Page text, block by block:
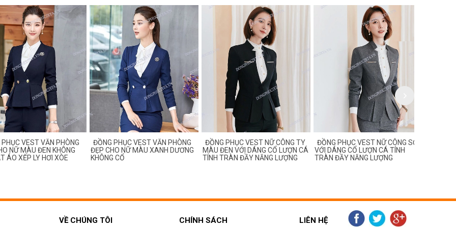
VEST VĂN PHÒNG
NỮ MÀU ĐEN KHÔNG
XẾP LY HƠI XÒE
ĐỒNG PHỤC VEST VĂN PHÒNG
ĐẸP CHO NỮ MÀU XANH DƯƠNG
KHÔNG CỔ
ĐỒNG PHỤC VEST NỮ CÔNG TY
MÀU ĐEN VỚI DÁNG CỔ LƯỢN CÁ
TÍNH TRÀN ĐẦY NĂNG LƯỢNG
ĐỒNG PHỤC VEST NỮ CÔNG SỞ
VỚI DÁNG CỔ LƯỢN CÁ TÍNH
TRÀN ĐẦY NĂNG LƯỢNG
VỀ CHÚNG TÔI CHÍNH SÁCH LIÊN HỆ